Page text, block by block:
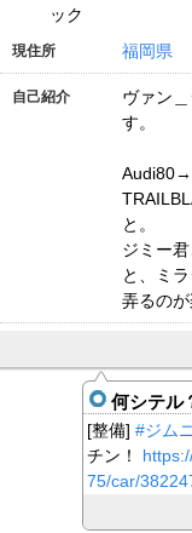
ック
現住所 福岡県
自己紹介
ヴァン
す。
と。
ジミー
と、ミ
弄るのが
何シテル
[整備] #ジム
チン！
75/car/